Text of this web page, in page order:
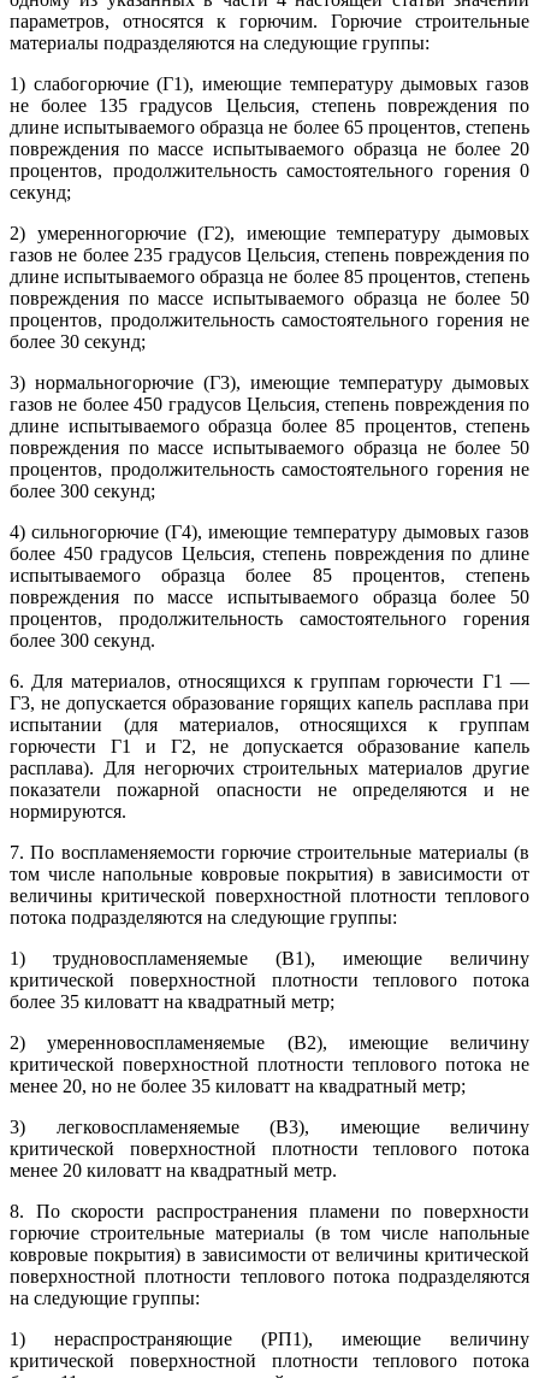
параметров, относятся к горючим. Горючие строительные
материалы подразделяются на следующие группы:
1) слабогорючие (Г1), имеющие температуру дымовых газов
не более 135 градусов Цельсия, степень повреждения по
длине испытываемого образца не более 65 процентов, степень
повреждения по массе испытываемого образца не более 20
процентов, продолжительность самостоятельного горения 0
секунд;
2) умеренногорючие (Г2), имеющие температуру дымовых
газов не более 235 градусов Цельсия, степень повреждения по
длине испытываемого образца не более 85 процентов, степень
повреждения по массе испытываемого образца не более 50
процентов, продолжительность самостоятельного горения не
более 30 секунд;
3) нормальногорючие (Г3), имеющие температуру дымовых
газов не более 450 градусов Цельсия, степень повреждения по
длине испытываемого образца более 85 процентов, степень
повреждения по массе испытываемого образца не более 50
процентов, продолжительность самостоятельного горения не
более 300 секунд;
4) сильногорючие (Г4), имеющие температуру дымовых газов
более 450 градусов Цельсия, степень повреждения по длине
испытываемого образца более 85 процентов, степень
повреждения по массе испытываемого образца более 50
процентов, продолжительность самостоятельного горения
более 300 секунд.
6. Для материалов, относящихся к группам горючести Г1 —
Г3, не допускается образование горящих капель расплава при
испытании (для материалов, относящихся к группам
горючести Г1 и Г2, не допускается образование капель
расплава). Для негорючих строительных материалов другие
показатели пожарной опасности не определяются и не
нормируются.
7. По воспламеняемости горючие строительные материалы (в
том числе напольные ковровые покрытия) в зависимости от
величины критической поверхностной плотности теплового
потока подразделяются на следующие группы:
1) трудновоспламеняемые (В1), имеющие величину
критической поверхностной плотности теплового потока
более 35 киловатт на квадратный метр;
2) умеренновоспламеняемые (В2), имеющие величину
критической поверхностной плотности теплового потока не
менее 20, но не более 35 киловатт на квадратный метр;
3) легковоспламеняемые (В3), имеющие величину
критической поверхностной плотности теплового потока
менее 20 киловатт на квадратный метр.
8. По скорости распространения пламени по поверхности
горючие строительные материалы (в том числе напольные
ковровые покрытия) в зависимости от величины критической
поверхностной плотности теплового потока подразделяются
на следующие группы:
1) нераспространяющие (РП1), имеющие величину
критической поверхностной плотности теплового потока